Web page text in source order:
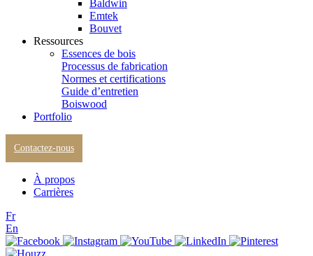
Baldwin
Emtek
Bouvet
Ressources
Essences de bois
Processus de fabrication
Normes et certifications
Guide d’entretien
Boiswood
Portfolio
Contactez-nous
À propos
Carrières
Fr
En